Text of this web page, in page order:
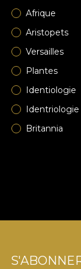
Afrique
Aristopets
Versailles
Plantes
Identiologie
Identriologie
Britannia